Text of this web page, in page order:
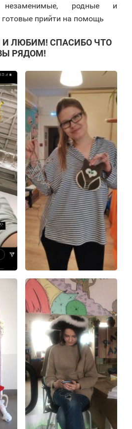
родные и
прийти на помощь
ЛЮБИМ! СПАСИБО ЧТО
РЯДОМ!